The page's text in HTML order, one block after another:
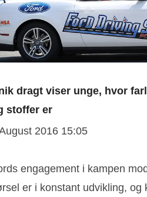
dragt viser unge, hvor
stoffer er
2016 15:05
engagement i kampen
er i konstant udvikling, og